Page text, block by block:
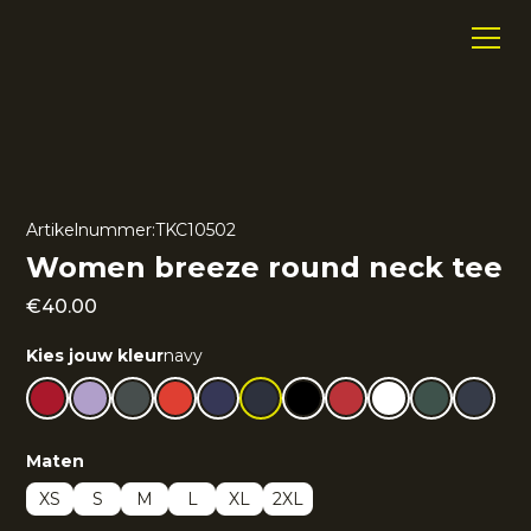
Artikelnummer:TKC10502
Women breeze round neck tee
€40.00
Kies jouw kleurnavy
Maten
XS
S M L XL 2XL